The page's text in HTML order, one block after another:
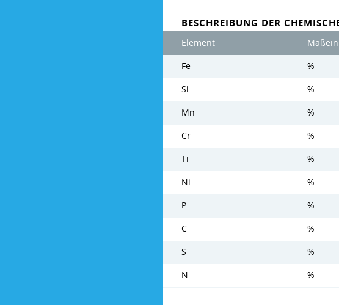
BESCHREIBUNG DER
Element
Fe %
Si %
Mn %
Cr %
Ti %
Ni %
P %
C %
S %
N %